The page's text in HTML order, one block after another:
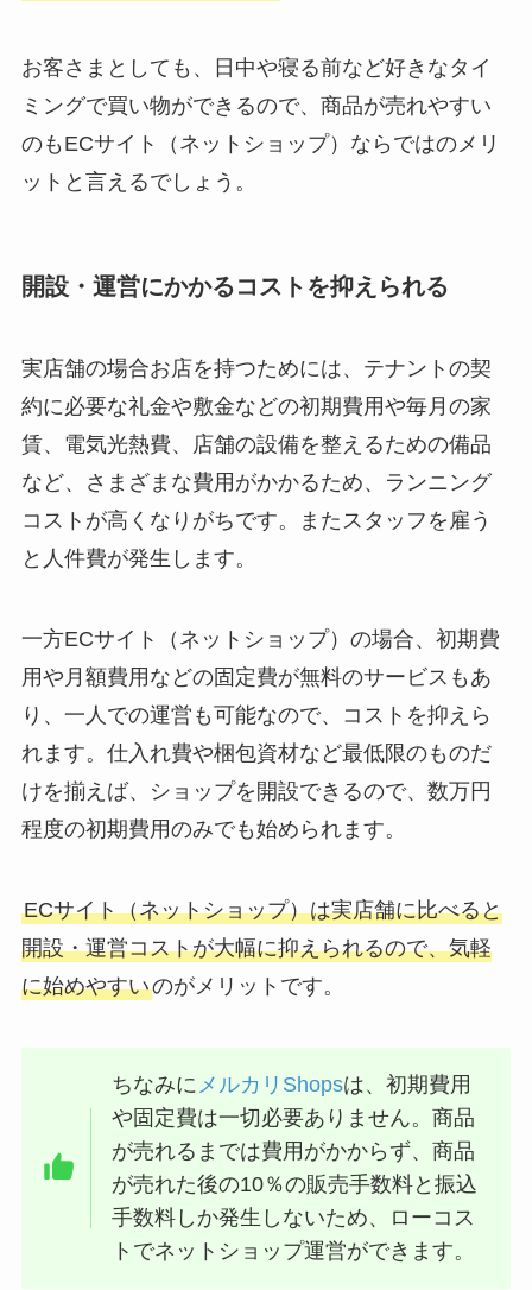
お客さまとしても、日中や寝る前など好きなタイ
ミングで買い物ができるので、商品が売れやすい
のもECサイト（ネットショップ）ならではのメリ
ットと言えるでしょう。
開設・運営にかかるコストを抑えられる
実店舗の場合お店を持つためには、テナントの契
約に必要な礼金や敷金などの初期費用や毎月の家
賃、電気光熱費、店舗の設備を整えるための備品
など、さまざまな費用がかかるため、ランニング
コストが高くなりがちです。またスタッフを雇う
と人件費が発生します。
一方ECサイト（ネットショップ）の場合、初期費
用や月額費用などの固定費が無料のサービスもあ
り、一人での運営も可能なので、コストを抑えら
れます。仕入れ費や梱包資材など最低限のものだ
けを揃えば、ショップを開設できるので、数万円
程度の初期費用のみでも始められます。
ECサイト（ネットショップ）は実店舗に比べると
開設・運営コストが大幅に抑えられるので、気軽
に始めやすいのがメリットです。
ちなみにメルカリShopsは、初期費用
や固定費は一切必要ありません。商品
が売れるまでは費用がかからず、商品
が売れた後の10％の販売手数料と振込
手数料しか発生しないため、ローコス
トでネットショップ運営ができます。